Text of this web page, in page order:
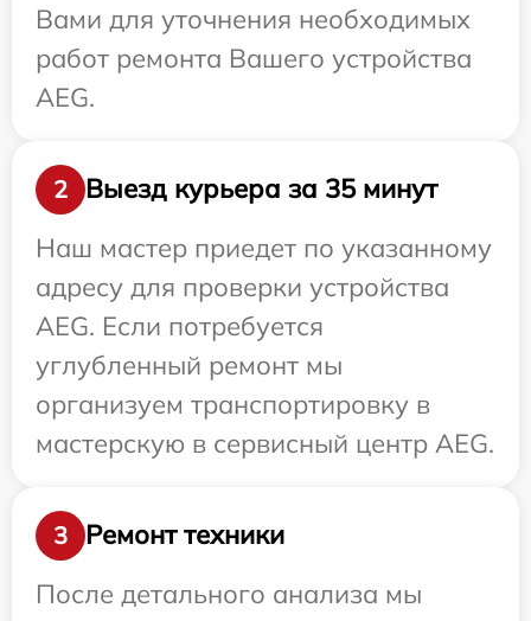
Вами для уточнения необходимых
работ ремонта Вашего устройства
AEG.
2
Выезд курьера за 35 минут
Наш мастер приедет по указанному
адресу для проверки устройства
AEG. Если потребуется
углубленный ремонт мы
организуем транспортировку в
мастерскую в сервисный центр AEG.
3
Ремонт техники
После детального анализа мы